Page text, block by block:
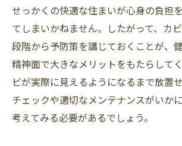
せっかくの快適な住まいが心身の負担
てしまいかねません。したがって、カ
段階から予防策を講じておくことが、
精神面で大きなメリットをもたらして
ビが実際に見えるようになるまで放置
チェックや適切なメンテナンスがいか
考えてみる必要があるでしょう。